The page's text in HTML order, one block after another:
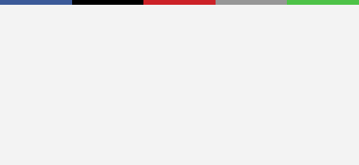
Condiciones Privacidad Aviso legal Contacto